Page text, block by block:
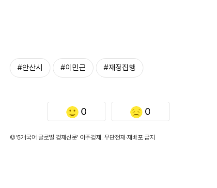
#안산시 #이민근 #재정집행
0 0
©'5개국어 글로벌 경제신문' 아주경제. 무단전재·재배포 금지